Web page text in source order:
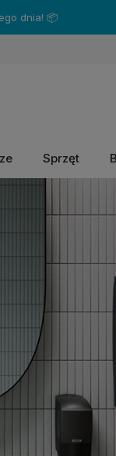
dnia! 📦
oferty
Sprzęt